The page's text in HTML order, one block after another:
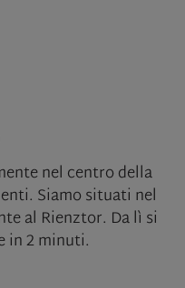
nel centro della
Siamo situati nel
al Rienztor. Da lì si
in 2 minuti.